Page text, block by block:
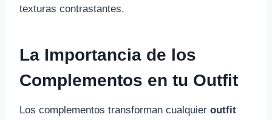
texturas contrastantes.
La Importancia de los
Complementos en tu Outfit
Los complementos transforman cualquier outfit